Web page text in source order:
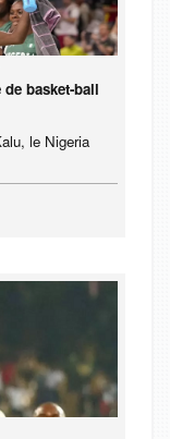
basket-ball
le Nigeria